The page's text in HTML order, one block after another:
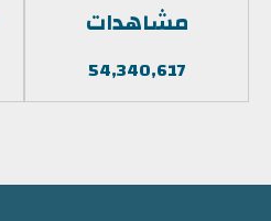
مشاهدات
54,340,617